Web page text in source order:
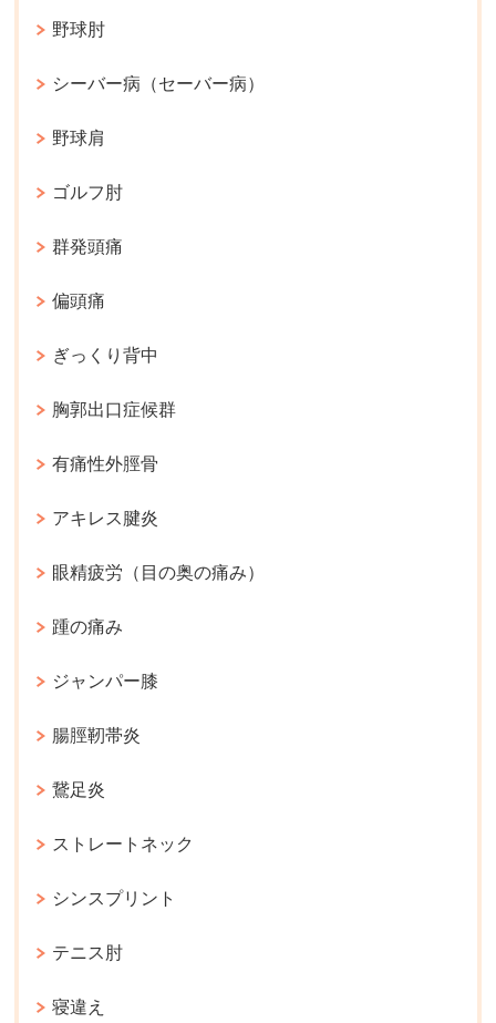
野球肘
シーバー病（セーバー病）
野球肩
ゴルフ肘
群発頭痛
偏頭痛
ぎっくり背中
胸郭出口症候群
有痛性外脛骨
アキレス腱炎
眼精疲労（目の奥の痛み）
踵の痛み
ジャンパー膝
腸脛靭帯炎
鵞足炎
ストレートネック
シンスプリント
テニス肘
寝違え